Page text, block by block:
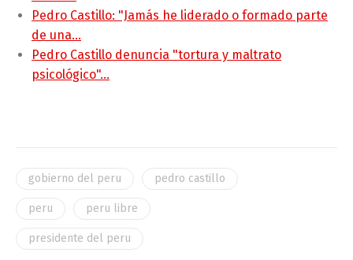
Pedro Castillo: "Jamás he liderado o formado parte
de una…
Pedro Castillo denuncia "tortura y maltrato
psicológico"…
gobierno del peru pedro castillo
peru peru libre
presidente del peru